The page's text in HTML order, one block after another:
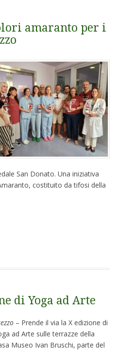
amaranto per i
San Donato. Una iniziativa
costituito da tifosi della
di Yoga ad Arte
– Prende il via la X edizione di
ad Arte sulle terrazze della
Museo Ivan Bruschi, parte del